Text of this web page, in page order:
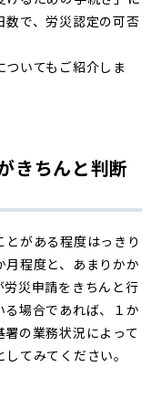
数で、労災認定の可否
いてもご紹介しま
きちんと判断
がある程度はっきり
月程度と、あまりかか
災申請をきちんと行
場合であれば、１か
の業務状況によって
てみてください。